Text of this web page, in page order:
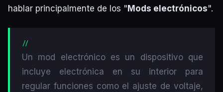
hablar principalmente de los " Mods electrónicos".
Un mod electrónico es un dispositivo que
incluye electrónica en su interior para
regular funciones como el ajuste de voltaje,